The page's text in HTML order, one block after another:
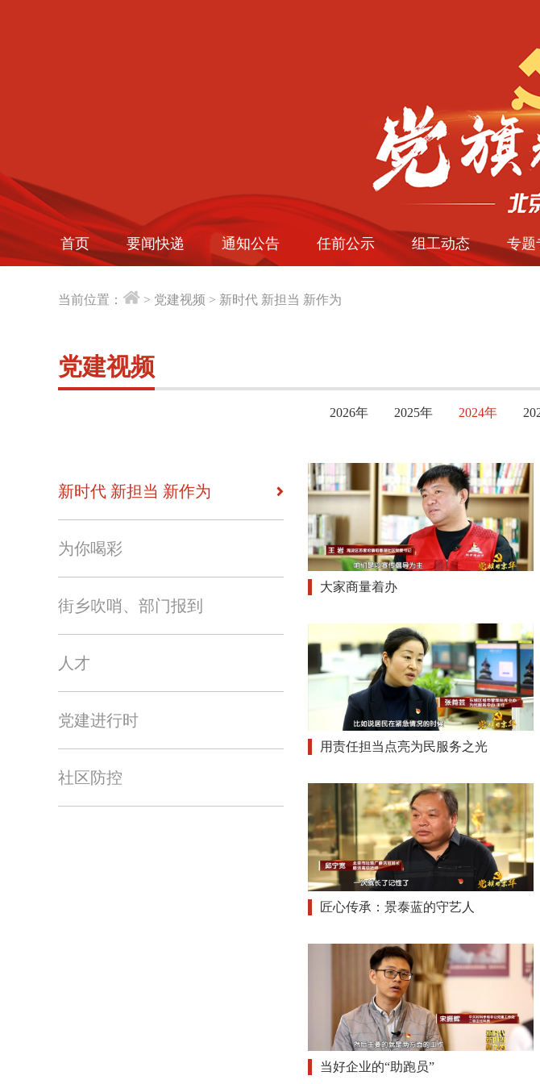
首页 要闻快递 通知公告 任前公示 组工动态 专题
当前位置： > 党建视频 > 新时代 新担当 新作为
党建视频
2026年 2025年 2024年
新时代 新担当 新作为
为你喝彩
街乡吹哨、部门报到
人才
党建进行时
社区防控
大家商量着办
用责任担当点亮为民服务之光
匠心传承：景泰蓝的守艺人
当好企业的“助跑员”